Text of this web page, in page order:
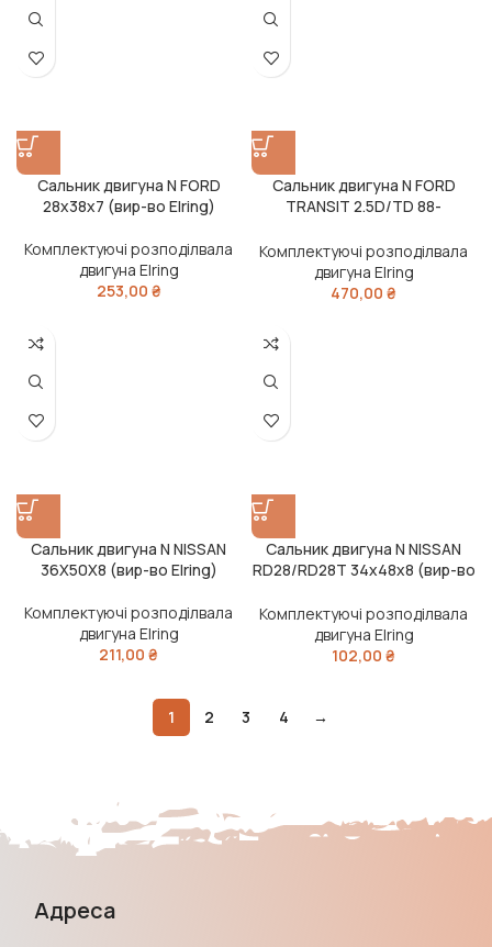
Сальник двигуна N FORD
28x38x7 (вир-во Elring)
Комплектуючі розподілвала
двигуна Elring
253,00 ₴
Сальник двигуна N FORD
TRANSIT 2.5D/TD 88-
Elring)
Комплектуючі розподілвала
двигуна Elring
470,00 ₴
Сальник двигуна N NISSAN
36X50X8 (вир-во Elring)
Комплектуючі розподілвала
двигуна Elring
211,00 ₴
Сальник двигуна N NISSAN
RD28/RD28T 34x48x8 (вир-во
Комплектуючі розподілвала
двигуна Elring
102,00 ₴
1 2 3 4 →
Адреса